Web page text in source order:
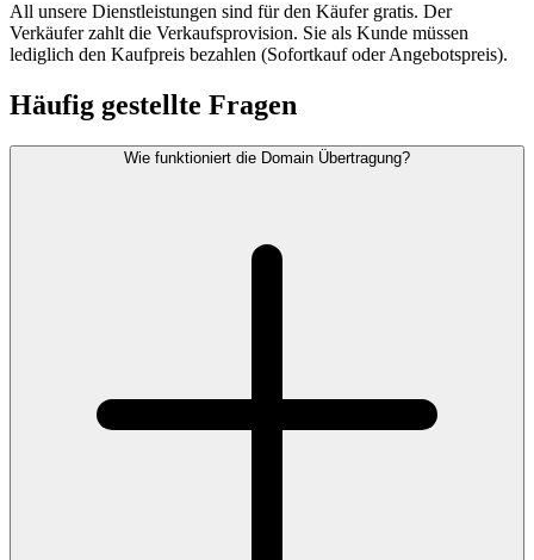
All unsere Dienstleistungen sind für den Käufer gratis. Der
Verkäufer zahlt die Verkaufsprovision. Sie als Kunde müssen
lediglich den Kaufpreis bezahlen (Sofortkauf oder Angebotspreis).
Häufig gestellte Fragen
Wie funktioniert die Domain Übertragung?